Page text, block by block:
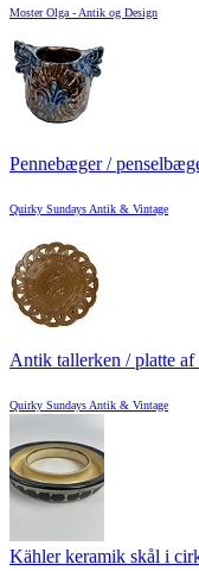
Moster Olga - Antik og Design
Pennebæger /
Quirky Sundays Antik & Vintage
Antik tallerken / platte
Quirky Sundays Antik & Vintage
Kähler keramik skål i